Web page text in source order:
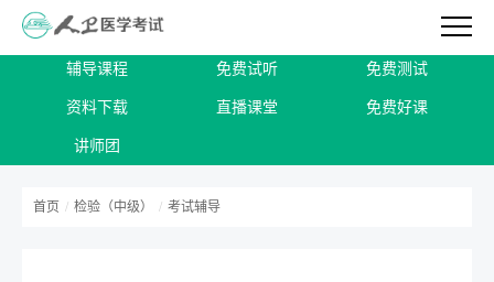
辅导课程 免费试听 免费测试
资料下载 直播课堂 免费好课
讲师团
首页 / 检验（中级） / 考试辅导